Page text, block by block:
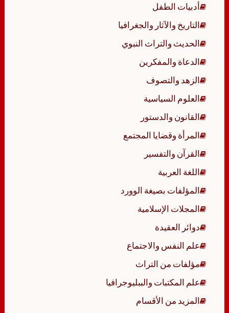
أدبيات الطفل
التاريخ والآثار والجغرافيا
الحديث والتراث النبوي
الدعاة والمفكرين
الزهد والتصوف
العلوم السياسية
القانون والدستور
المرأة وقضايا المجتمع
القرآن والتفسير
اللغة العربية
المؤلفات بصيغة الوورد
المجلات الإسلامية
دوائر العقيدة
علم النفس والاجتماع
مؤلفات من التراث
علم المكتبات والببليوجرافيا
المزيد من الأقسام